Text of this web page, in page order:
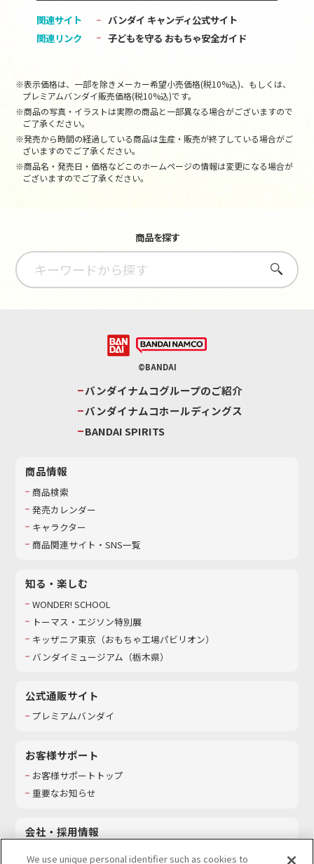
関連サイト
バンダイ キャンディ公式サイト
関連リンク
子どもを守る おもちゃ安全ガイド
※表示価格は、一部を除きメーカー希望小売価格(税10%込)、もしくは、
プレミアムバンダイ販売価格(税10%込)です。
※商品の写真・イラストは実際の商品と一部異なる場合がございますので
ご了承ください。
※発売から時間の経過している商品は生産・販売が終了している場合がご
ざいますのでご了承ください。
※商品名・発売日・価格などこのホームページの情報は変更になる場合が
ございますのでご了承ください。
商品を探す
さがす
©BANDAI
バンダイナムコグループのご紹介
バンダイナムコホールディングス
BANDAI SPIRITS
商品情報
商品検索
発売カレンダー
キャラクター
商品関連サイト・SNS一覧
知る・楽しむ
WONDER! SCHOOL
トーマス・エジソン特別展
キッザニア東京（おもちゃ工場パビリオン）​
バンダイミュージアム（栃木県）
公式通販サイト
プレミアムバンダイ
お客様サポート
お客様サポートトップ
重要なお知らせ
会社・採用情報
We use unique personal identifier such as cookies to